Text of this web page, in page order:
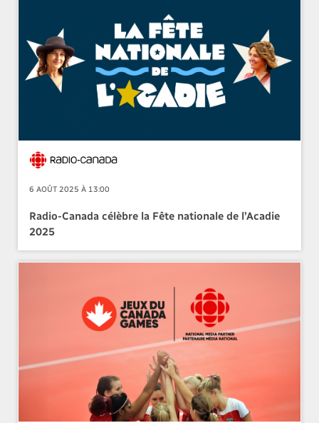
6 AOÛT 2025 À 13:00
Radio-Canada célèbre la Fête nationale de l’Acadie
2025